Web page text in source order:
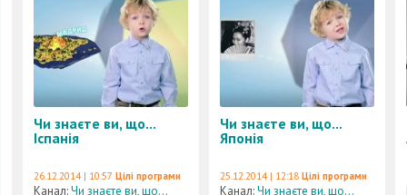
Чи знаєте ви, що...
Іспанія
26.12.2014 | 10:57 Цілі програми
Канал:Чи знаєте ви, що...
Чи знаєте ви, що...
Японія
25.12.2014 | 12:18 Цілі програми
Канал:Чи знаєте ви, що...